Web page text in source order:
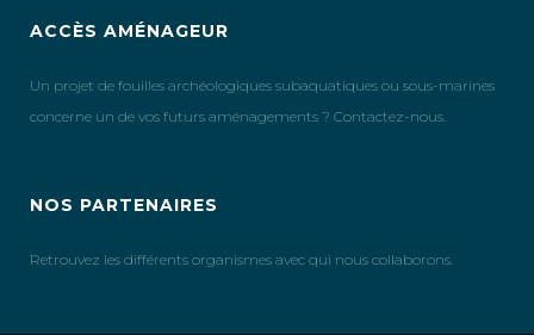
ACCÈS AMÉNAGEUR
Un projet de fouilles archéologiques subaquatiques ou sous-marines
concerne un de vos futurs aménagements ? Contactez-nous.
NOS PARTENAIRES
Retrouvez les différents organismes avec qui nous collaborons.